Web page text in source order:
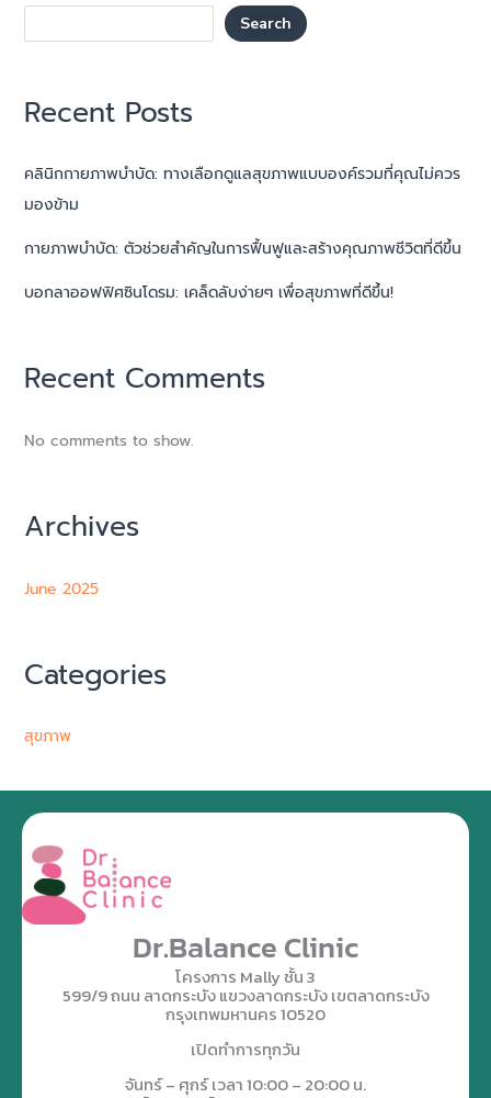
Search
Recent Posts
คลินิกกายภาพบำบัด: ทางเลือกดูแลสุขภาพแบบองค์รวมที่คุณไม่ควร
มองข้าม
กายภาพบำบัด: ตัวช่วยสำคัญในการฟื้นฟูและสร้างคุณภาพชีวิตที่ดีขึ้น
บอกลาออฟฟิศซินโดรม: เคล็ดลับง่ายๆ เพื่อสุขภาพที่ดีขึ้น!
Recent Comments
No comments to show.
Archives
June 2025
Categories
สุขภาพ
Dr.Balance Clinic
โครงการ Mally ชั้น 3
599/9 ถนน ลาดกระบัง แขวงลาดกระบัง เขตลาดกระบัง
กรุงเทพมหานคร 10520
เปิดทำการทุกวัน
จันทร์ – ศุกร์ เวลา 10:00 – 20:00 น.